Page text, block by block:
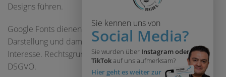
Sie kennen uns von
Social Media?
Sie wurden über Instagram oder
TikTokauf uns aufmerksam?
Hier geht es weiter zur
Designs führen.
Google Fonts dienen der besseren und einheitlichen
Darstellung und damit zugleich unserem berechtigten
Interesse. Rechtsgrundlage ist Art. 6 Abs. 1 lit. b und f
DSGVO.